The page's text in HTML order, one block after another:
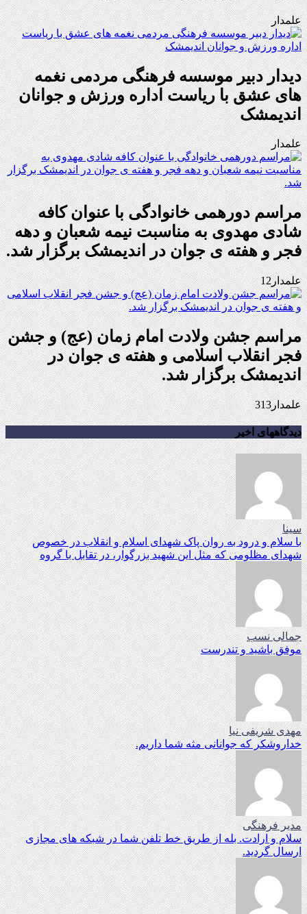
علمدار
دیدار دبیر موسسه فرهنگی مردمی نغمه
های عشق با ریاست اداره ورزش و جوانان
اندیمشک
علمدار
مراسم دورهمی خانوادگی با عنوان کافه
شادی مهدوی به مناسبت نیمه شعبان و دهه
فجر و هفته ی جوان در اندیمشک برگزار شد.
علمدار12
مراسم جشن ولادت امام زمان (عج) و جشن
فجر انقلاب اسلامی و هفته ی جوان در
اندیمشک برگزار شد.
علمدار313
دیدگاههای اخیر
سینا
با سلام و درود به روان پاک شهدای اسلام و انقلاب در خصوص
شهدای مظلومی که مثل این شهید بزرگوار، در تقابل با گروه
جمالی نسب
موفق باشید و تندرست
مهدی شریفی نیا
خداروشکر که جوانانی مثه شما داریم.
مدیر فرهنگی
سلام و ارادت. بله از طریق خط تلفن شما در شبکه های مجازی
ارسال گردید.